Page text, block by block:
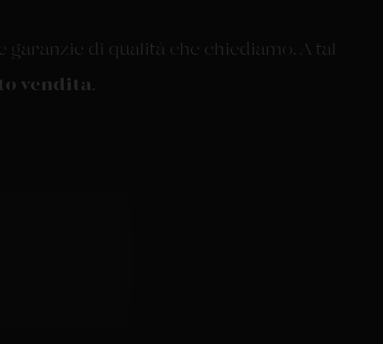
di qualità che chiediamo. A tal
vendita.